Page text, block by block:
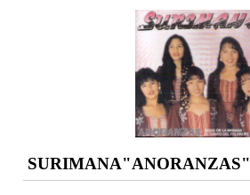
SURIMANA"ANORANZAS"